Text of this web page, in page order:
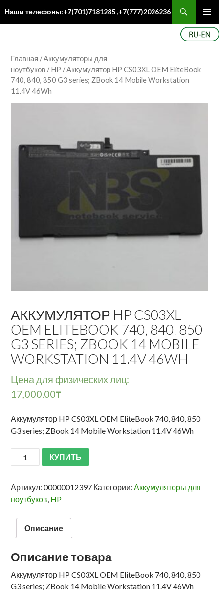
Наши телефоны:+7(701)7181285 ,+7(777)2026236
Главная /Аккумуляторы для
ноутбуков /HP / Аккумулятор HP CS03XL OEM EliteBook
740, 840, 850 G3 series; ZBook 14 Mobile Workstation
11.4V 46Wh
АККУМУЛЯТОР HP CS03XL
OEM ELITEBOOK 740, 840, 850
G3 SERIES; ZBOOK 14 MOBILE
WORKSTATION 11.4V 46WH
Цена для физических лиц:
17,000.00₸
Аккумулятор HP CS03XL OEM EliteBook 740, 840, 850
G3 series; ZBook 14 Mobile Workstation 11.4V 46Wh
КУПИТЬ
Артикул:00000012397 Категории:Аккумуляторы для
ноутбуков, HP
Описание
Описание товара
Аккумулятор HP CS03XL OEM EliteBook 740, 840, 850
G3 series; ZBook 14 Mobile Workstation 11.4V 46Wh